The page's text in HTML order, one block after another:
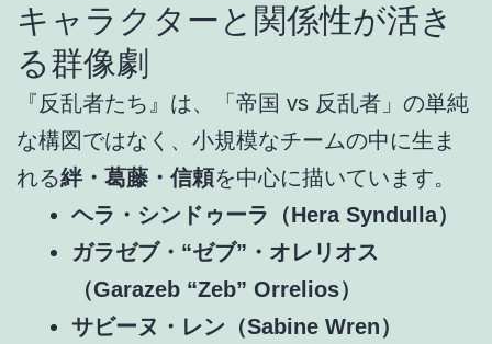
キャラクターと関係性が活き
る群像劇
『反乱者たち』は、「帝国 vs 反乱者」の単純
な構図ではなく、小規模なチームの中に生ま
れる絆・葛藤・信頼を中心に描いています。
ヘラ・シンドゥーラ（Hera Syndulla）
ガラゼブ・“ゼブ”・オレリオス
（Garazeb “Zeb” Orrelios）
サビーヌ・レン（Sabine Wren）